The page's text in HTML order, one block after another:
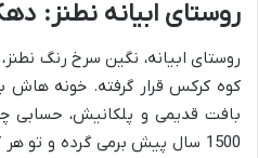
روستای ابیانه نطنز:
روستای ابیانه، نگین سرخ رنگ
کوه کرکس قرار گرفته. خونه
بافت قدیمی و پلکانیش، حسابی
1500 سال پیش برمی گرده و